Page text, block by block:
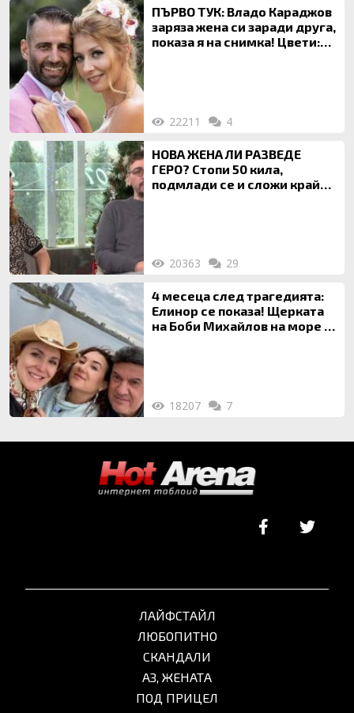
ПЪРВО ТУК: Владо Караджов
заряза жена си заради друга,
показа я на снимка! Цвети:
22211 4
НОВА ЖЕНА ЛИ РАЗВЕДЕ
ГЕРО? Стопи 50 кила,
подмлади се и сложи край
20363 29
4 месеца след трагедията:
Елинор се показа! Щерката
на Боби Михайлов на море с
18207 7
ЛАЙФСТАЙЛ
ЛЮБОПИТНО
СКАНДАЛИ
АЗ, ЖЕНАТА
ПОД ПРИЦЕЛ